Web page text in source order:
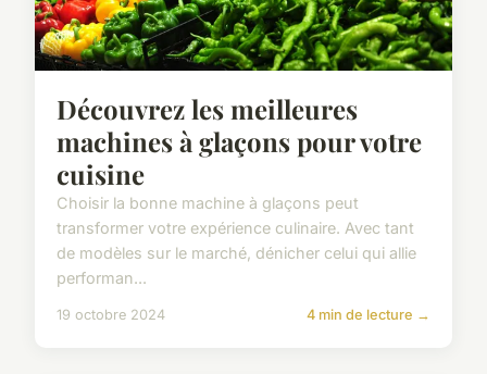
Découvrez les meilleures
machines à glaçons pour votre
cuisine
Choisir la bonne machine à glaçons peut
transformer votre expérience culinaire. Avec tant
de modèles sur le marché, dénicher celui qui allie
performan...
19 octobre 2024 4 min de lecture →